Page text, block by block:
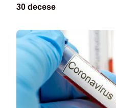
30 decese